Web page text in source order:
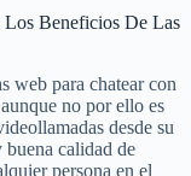
Los Beneficios De Las
web para chatear con
no por ello es
desde su
calidad de
persona en el